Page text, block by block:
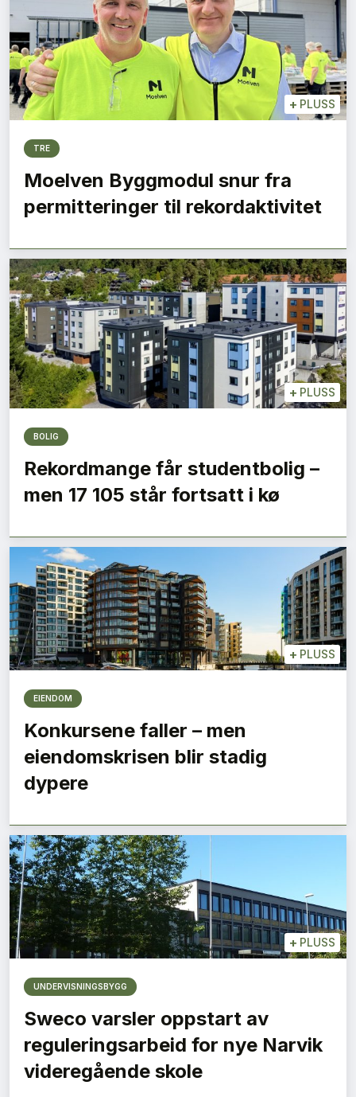
+ PLUSS
TRE
Moelven Byggmodul snur fra
permitteringer til rekordaktivitet
+ PLUSS
BOLIG
Rekordmange får studentbolig –
men 17 105 står fortsatt i kø
+ PLUSS
EIENDOM
Konkursene faller – men
eiendomskrisen blir stadig
dypere
+ PLUSS
UNDERVISNINGSBYGG
Sweco varsler oppstart av
reguleringsarbeid for nye Narvik
videregående skole